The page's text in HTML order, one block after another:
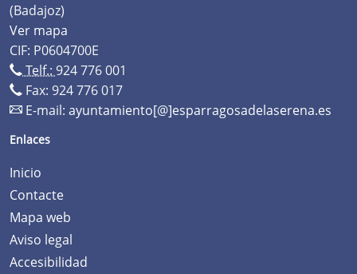
(Badajoz)
Ver mapa
CIF: P0604700E
Telf.: 924 776 001
Fax: 924 776 017
E-mail: ayuntamiento[@]esparragosadelaserena.es
Enlaces
Inicio
Contacte
Mapa web
Aviso legal
Accesibilidad